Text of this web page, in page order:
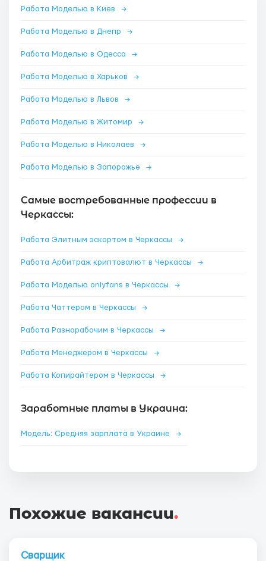
Работа Моделью в Киев →
Работа Моделью в Днепр →
Работа Моделью в Одесса →
Работа Моделью в Харьков →
Работа Моделью в Львов →
Работа Моделью в Житомир →
Работа Моделью в Николаев →
Работа Моделью в Запорожье →
Самые востребованные профессии в
Черкассы:
Работа Элитным эскортом в Черкассы →
Работа Арбитраж криптовалют в Черкассы →
Работа Моделью onlyfans в Черкассы →
Работа Чаттером в Черкассы →
Работа Разнорабочим в Черкассы →
Работа Менеджером в Черкассы →
Работа Копирайтером в Черкассы →
Заработные платы в Украина:
Модель: Средняя зарплата в Украине →
Похожие вакансии.
Сварщик